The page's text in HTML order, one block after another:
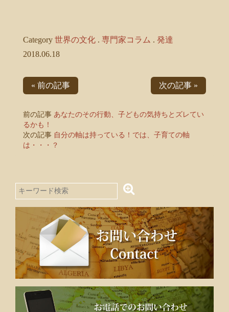
Category 世界の文化 . 専門家コラム . 発達
2018.06.18
« 前の記事 次の記事 »
前の記事 あなたのその行動、子どもの気持ちとズレてい
るかも！
次の記事 自分の軸は持っている！では、子育ての軸
は・・・？